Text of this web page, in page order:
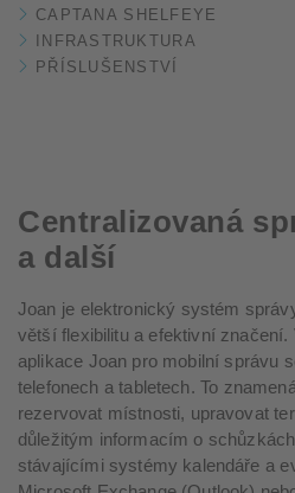
CAPTANA SHELFEYE
INFRASTRUKTURA
PŘÍSLUŠENSTVÍ
Centralizovaná
a další
Joan je elektronický systém
větší flexibilitu a efektivní značení.
aplikace Joan pro mobilní správu
telefonech a tabletech. To
rezervovat místnosti, upravovat
důležitým informacím o
stávajícími systémy kalendáře a